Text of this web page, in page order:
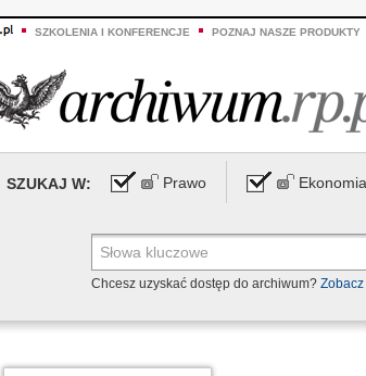
SZKOLENIA I KONFERENCJE POZNAJ NASZE PRODUKTY
SZUKAJ W: Prawo
Chcesz uzyskać dostęp do archiwum? Zobacz